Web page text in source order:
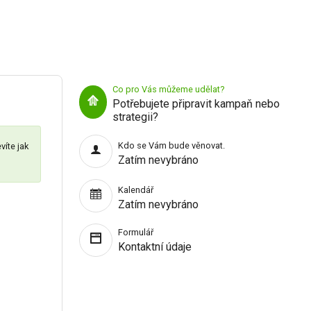
jak
Co pro Vás můžeme udělat?
Potřebujete připravit kampaň nebo
strategii?
Kdo se Vám bude věnovat.
Zatím nevybráno
Kalendář
Zatím nevybráno
Formulář
Kontaktní údaje